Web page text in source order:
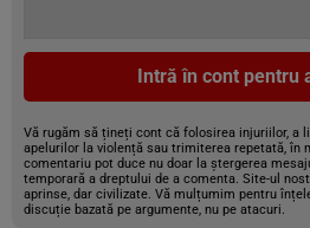
Intră în cont pentru
Vă rugăm să țineți cont că folosirea injuriilor, a
apelurilor la violență sau trimiterea repetată, în
comentariu pot duce nu doar la ștergerea
temporară a dreptului de a comenta. Site-ul
aprinse, dar civilizate. Vă mulțumim pentru
discuție bazată pe argumente, nu pe atacuri.